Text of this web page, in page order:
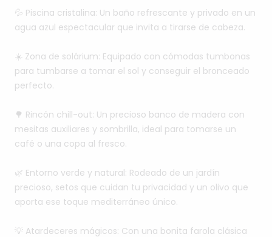
💦 Piscina cristalina: Un baño refrescante y privado en un
agua azul espectacular que invita a tirarse de cabeza.
☀️ Zona de solárium: Equipado con cómodas tumbonas
para tumbarse a tomar el sol y conseguir el bronceado
perfecto.
🌳 Rincón chill-out: Un precioso banco de madera con
mesitas auxiliares y sombrilla, ideal para tomarse un
café o una copa al fresco.
🌿 Entorno verde y natural: Rodeado de un jardín
precioso, setos que cuidan tu privacidad y un olivo que
aporta ese toque mediterráneo único.
💡 Atardeceres mágicos: Con una bonita farola clásica